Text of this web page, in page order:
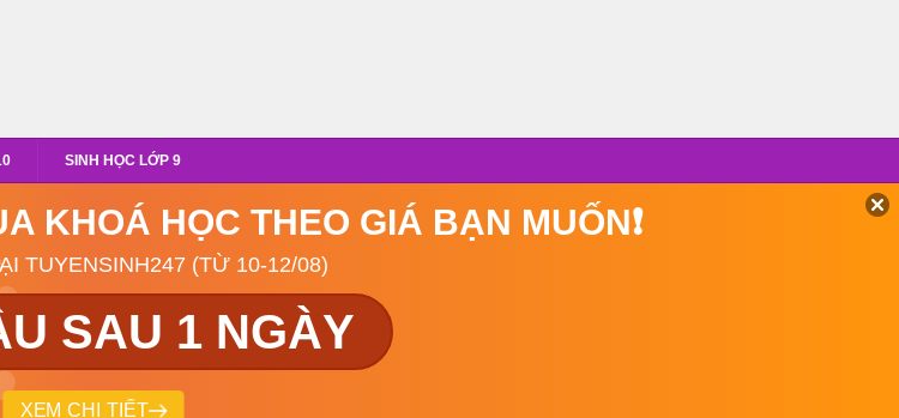
SINH HỌC LỚP 9
KHOÁ HỌC THEO GIÁ BẠN MUỐN❗
TUYENSINH247 (TỪ 10-12/08)
SAU 1 NGÀY
XEM CHI TIẾT